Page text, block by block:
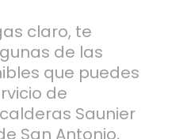
claro, te
de las
que puedes
de
Saunier
San Antonio,